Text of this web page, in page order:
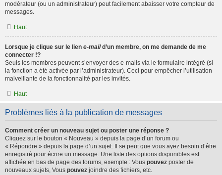
modérateur (ou un administrateur) peut facilement abaisser votre compteur de
messages.
Haut
Lorsque je clique sur le lien e-maild’un membre, on me demande de me
connecter !?
Seuls les membres peuvent s’envoyer des e-mails via le formulaire intégré (si
la fonction a été activée par l’administrateur). Ceci pour empêcher l’utilisation
malveillante de la fonctionnalité par les invités.
Haut
Problèmes liés à la publication de messages
Comment créer un nouveau sujet ou poster une réponse ?
Cliquez sur le bouton « Nouveau » depuis la page d’un forum ou
« Répondre » depuis la page d’un sujet. Il se peut que vous ayez besoin d’être
enregistré pour écrire un message. Une liste des options disponibles est
affichée en bas de page des forums, exemple : Vous pouvez poster de
nouveaux sujets, Vous pouvez joindre des fichiers, etc.